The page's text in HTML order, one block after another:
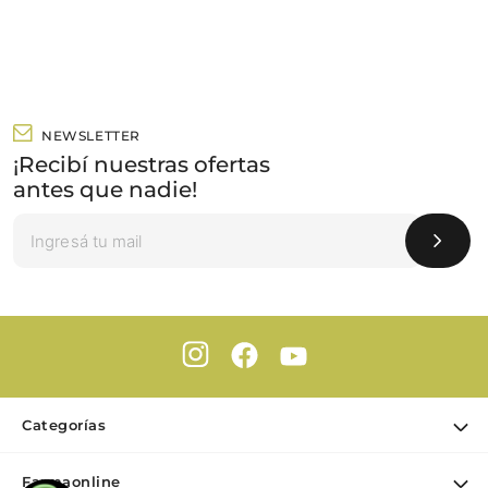
NEWSLETTER
¡Recibí nuestras ofertas
antes que nadie!
Categorías
Farmaonline